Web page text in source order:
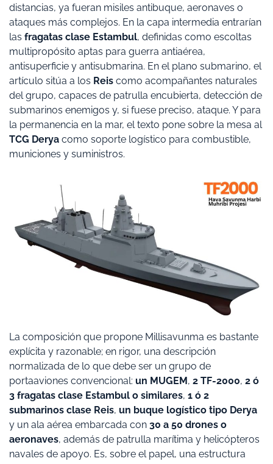
distancias, ya fueran misiles antibuque, aeronaves o
ataques más complejos. En la capa intermedia entrarían
las fragatas clase Estambul, definidas como escoltas
multipropósito aptas para guerra antiaérea,
antisuperficie y antisubmarina. En el plano submarino, el
artículo sitúa a los Reis como acompañantes naturales
del grupo, capaces de patrulla encubierta, detección de
submarinos enemigos y, si fuese preciso, ataque. Y para
la permanencia en la mar, el texto pone sobre la mesa al
TCG Derya como soporte logístico para combustible,
municiones y suministros.
La composición que propone Millisavunma es bastante
explícita y razonable; en rigor, una descripción
normalizada de lo que debe ser un grupo de
portaaviones convencional: un MUGEM, 2 TF-2000, 2 ó
3 fragatas clase Estambul o similares, 1 ó 2
submarinos clase Reis, un buque logístico tipo Derya
y un ala aérea embarcada con 30 a 50 drones o
aeronaves, además de patrulla marítima y helicópteros
navales de apoyo. Es, sobre el papel, una estructura